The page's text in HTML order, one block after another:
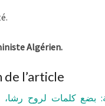
Algérien.
l’article